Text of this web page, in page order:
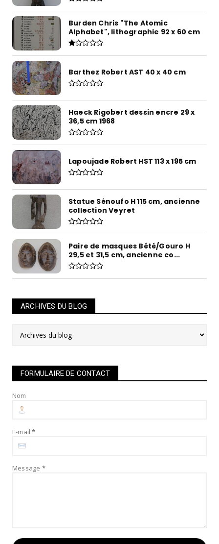
Burden Chris "The Atomic
Alphabet", lithographie 92 x 60 cm
Barthez Robert AST 40 x 40 cm
Haeck Rigobert dessin encre 29 x
36,5 cm 1968
Lapoujade Robert HST 113 x 195 cm
Statue Sénoufo H 115 cm, ancienne
collection Veyret
Paire de masques Bété/Gouro H
29,5 et 31,5 cm, ancienne co...
ARCHIVES DU BLOG
FORMULAIRE DE CONTACT
Nom
E-mail*
Message *